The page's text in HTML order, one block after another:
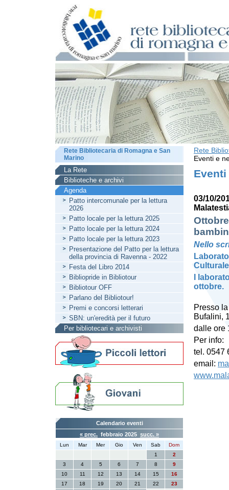
Rete
Eventi e
Eventi
03/10/
Nello
I
ottobre.
Presso
Bufalini,
dalle ore
Per info:
tel. 0547
email:
Rete Bibliotecaria di Romagna e San
Marino
La Rete
Biblioteche e archivi
Agenda
Patto intercomunale per la lettura
2026
Patto locale per la lettura 2025
Patto locale per la lettura 2024
Patto locale per la lettura 2023
Presentazione del Patto per la lettura
della provincia di Ravenna - 2022
Festa del Libro 2014
Bibliopride in Bibliotour
Bibliotour OFF
Parlano del Bibliotour!
Premi e concorsi letterari
SBN: un'eredità per il futuro
Per bibliotecari e archivisti
Calendario eventi
« prec. febbraio 2025 succ. »
Lun Mar Mer Gio Ven Sab
Dom
1
2
3
4 5 6 7 8
9
10
11 12 13 14 15
16
17
18 19 20 21 22
23